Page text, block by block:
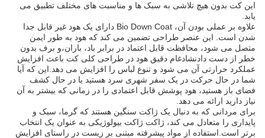
این کت بدون هیچ تلاشی به سبک ها و مناسبت های مختلف تطبیق می
یابد.
علاوه بر عملی بودن آن، Bio Down Coat دارای یک هود غیر قابل جدا
شدن است. این عنصر طراحی تضمین می کند که هود به طور ایمن
متصل می شود، محافظت قابل اعتماد در برابر باد، باران،و برف بدون
خطر از دست دادنشادغام دقیق هود در طراحی کلی کت باعث افزایش
عملکرد حرارتی آن می شود و تنوع لباس را افزایش می دهد.این که آیا
شما در حال حرکت در یک سفر شهری سرد هستید یا در حال کشف
فضای باز هستید، هود پوشش قابل اعتمادی را در زمانی که بیشتر به آن
نیاز دارید ارائه می دهد.
برای مردانی که به دنبال یک ژاکت سنگین هستند که گرما، سبک و
پایداری را متعادل می کند، ژاکت ژاکت بیولوژیکی به عنوان یک انتخاب
برتر است.استفاده از مواد پیشرفته مبتنی بر زیست در راستای افزایش